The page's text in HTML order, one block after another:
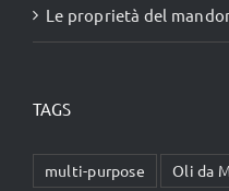
Le proprietà del
TAGS
multi-purpose
Oli da